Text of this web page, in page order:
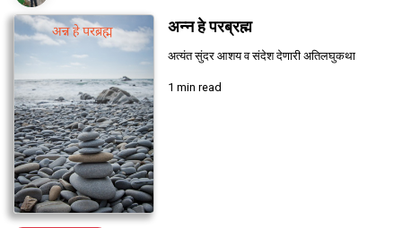
अन्न हे परब्रह्म
अत्यंत सुंदर आशय व संदेश देणारी अतिलघुकथा
1 min read